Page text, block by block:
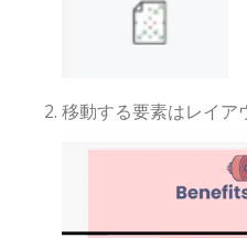
移動する要素はレイア